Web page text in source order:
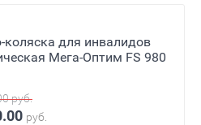
коляска для инвалидов
Мега-Оптим FS 980
руб.
руб.